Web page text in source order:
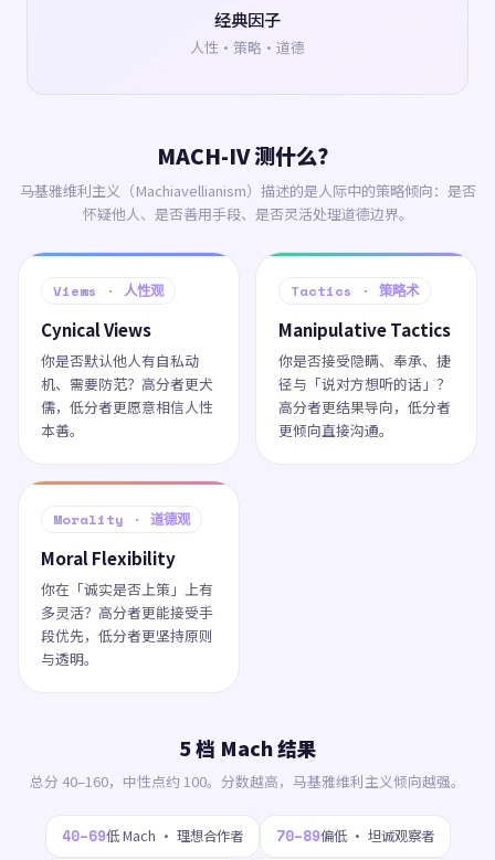
经典因子
人性·策略·道德
MACH-IV 测什么？
马基雅维利主义（Machiavellianism）描述的是人际中的策略倾向：是否
怀疑他人、是否善用手段、是否灵活处理道德边界。
Views · 人性观
Cynical Views
你是否默认他人有自私动
机、需要防范？高分者更犬
儒，低分者更愿意相信人性
本善。
Tactics · 策略术
Manipulative Tactics
你是否接受隐瞒、奉承、捷
径与「说对方想听的话」？
高分者更结果导向，低分者
更倾向直接沟通。
Morality · 道德观
Moral Flexibility
你在「诚实是否上策」上有
多灵活？高分者更能接受手
段优先，低分者更坚持原则
与透明。
5 档 Mach 结果
总分 40–160，中性点约 100。分数越高，马基雅维利主义倾向越强。
40–69低 Mach · 理想合作者 70–89偏低 · 坦诚观察者